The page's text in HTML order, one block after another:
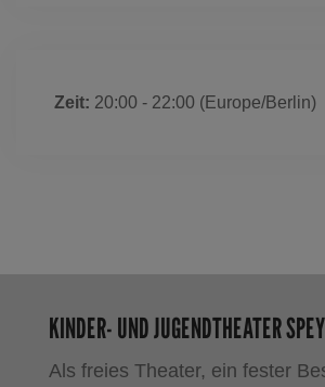
Zeit: 20:00 - 22:00 (Europe/Berlin)
KINDER- UND JUGENDTHEATER
Als freies Theater, ein fester